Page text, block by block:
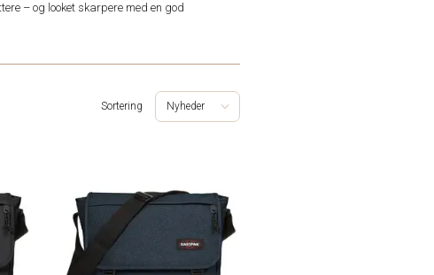
– og looket skarpere med en god
Sortering Nyheder